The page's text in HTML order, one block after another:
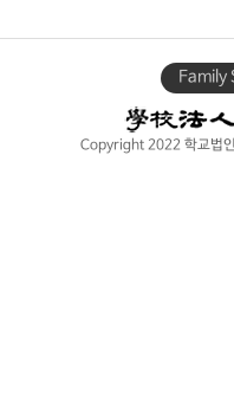
Family
Copyright 2022 학교법